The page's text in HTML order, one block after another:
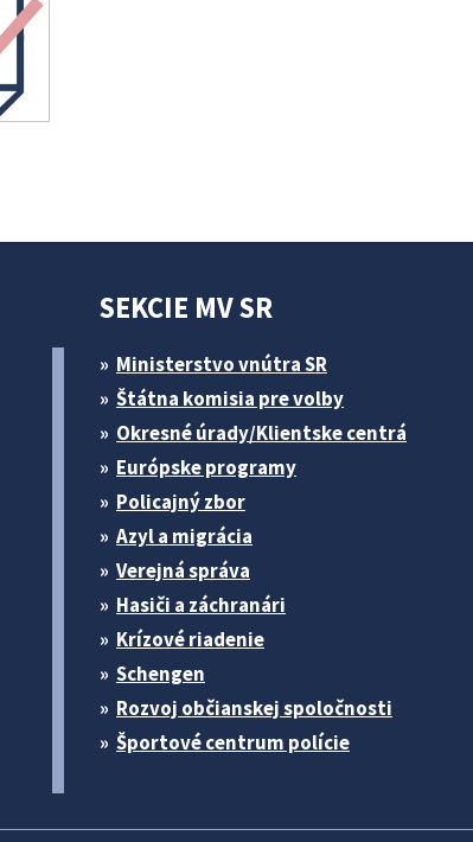
SEKCIE MV SR
Ministerstvo vnútra SR
Štátna komisia pre volby
Okresné úrady/Klientske centrá
Európske programy
Policajný zbor
Azyl a migrácia
Verejná správa
Hasiči a záchranári
Krízové riadenie
Schengen
Rozvoj občianskej spoločnosti
Športové centrum polície